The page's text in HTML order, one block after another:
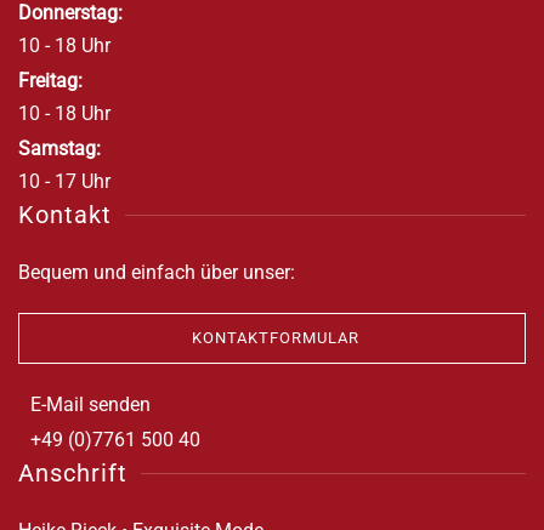
Donnerstag:
10 - 18 Uhr
Freitag:
10 - 18 Uhr
Samstag:
10 - 17 Uhr
Kontakt
Bequem und einfach über unser:
KONTAKTFORMULAR
E-Mail senden
+49 (0)7761 500 40
Anschrift